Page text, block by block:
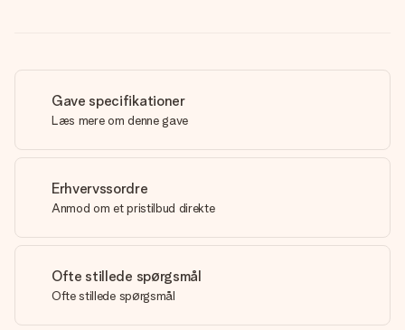
Gave specifikationer
Læs mere om denne gave
Erhvervssordre
Anmod om et pristilbud direkte
Ofte stillede spørgsmål
Ofte stillede spørgsmål